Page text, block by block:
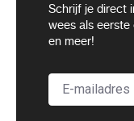
Schrijf je direct
wees als eerste
en meer!